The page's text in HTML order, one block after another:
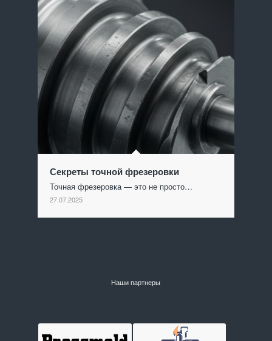
Секреты точной фрезеровки
Точная фрезеровка — это не просто…
27.07.2025
Наши партнеры